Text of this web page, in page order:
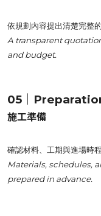
依規劃內容提出清楚完整
A transparent
and budget.
05｜
施工準備
確認材料、工期與進場時
Materials, schedules,
prepared in advance.